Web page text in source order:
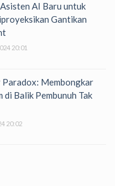
AI Baru untuk
Gantikan
20:01
Paradox: Membongkar
di Balik Pembunuh Tak
20:02